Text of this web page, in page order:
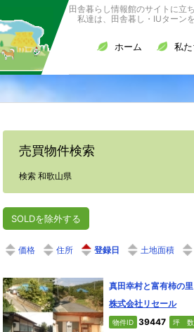
田舎暮らし情報館のサイトに立
私達は、田舎暮し・IUターン
ホーム 私た
売買物件検索
検索 和歌山県
SOLDを除外する
価格 住所 登録日 土地面積
真田幸村と富有柿の
株式会社リセール
物件ID 39447 坪 数